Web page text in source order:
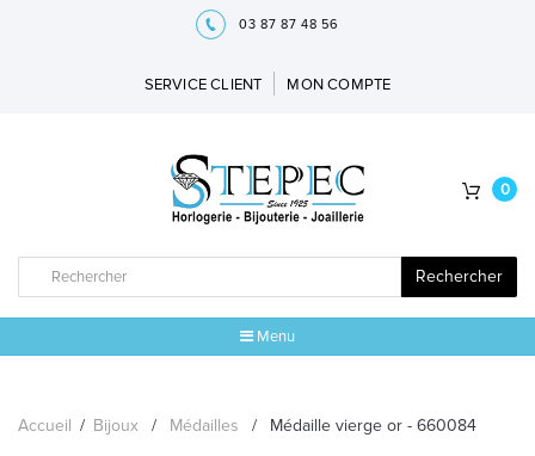
03 87 87 48 56
SERVICE CLIENT MON COMPTE
Rechercher
0
Menu
Accueil / Bijoux / Médailles / Médaille vierge or - 660084